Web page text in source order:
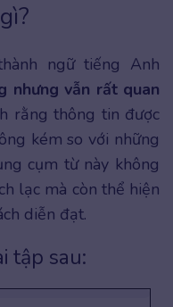
ngữ tiếng Anh
nhưng vẫn rất quan
rằng thông tin được
kém so với những
cụm từ này không
lạc mà còn thể hiện
diễn đạt.
tập sau: